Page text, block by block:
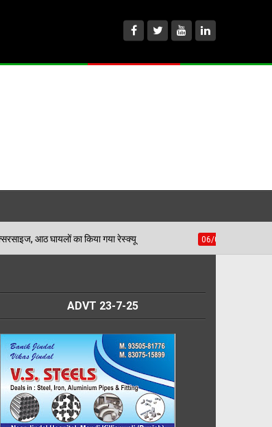
स्टेडियम में हुई मॉक एक्सरसाइज, आठ घायलों का किया गया रेस्क्यू
ADVT 23-7-25